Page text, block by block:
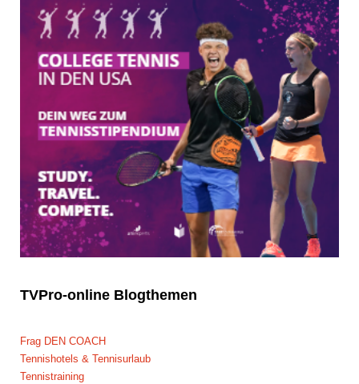
TVPro-online Blogthemen
Frag DEN COACH
Tennishotels & Tennisurlaub
Tennistraining